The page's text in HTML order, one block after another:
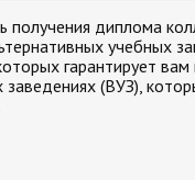
получения диплома
учебных
гарантирует
(ВУЗ),